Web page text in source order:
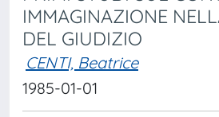
IMMAGINAZIONE
DEL GIUDIZIO
CENTI, Beatrice
1985-01-01